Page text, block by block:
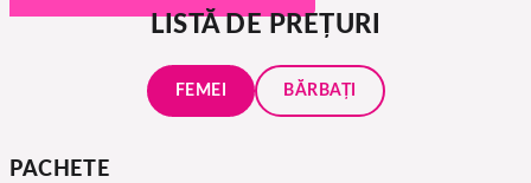
LISTĂ DE PREȚURI
FEMEI BĂRBAȚI
PACHETE